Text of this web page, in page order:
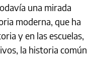
una mirada
moderna, que ha
y en las escuelas,
la historia común